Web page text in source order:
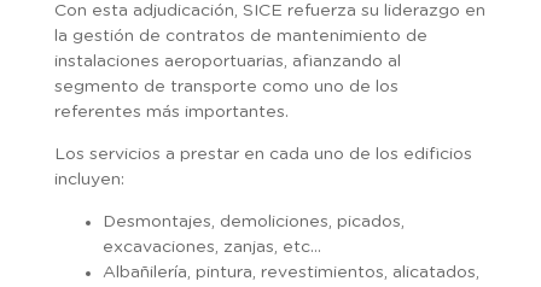
Con esta adjudicación, SICE refuerza su liderazgo en
la gestión de contratos de mantenimiento de
instalaciones aeroportuarias, afianzando al
segmento de transporte como uno de los
referentes más importantes.
Los servicios a prestar en cada uno de los edificios
incluyen:
Desmontajes, demoliciones, picados,
excavaciones, zanjas, etc…
Albañilería, pintura, revestimientos, alicatados,